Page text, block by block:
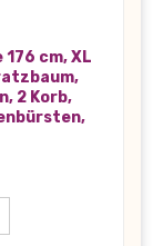
176 cm, XL
2 Korb,